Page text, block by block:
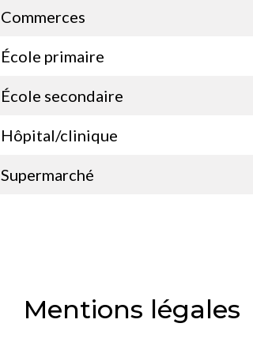
Commerces
École primaire
École secondaire
Hôpital/clinique
Supermarché
Mentions légales